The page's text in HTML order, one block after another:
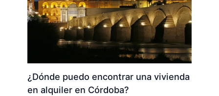
¿Dónde puedo encontrar una vivienda
en alquiler en Córdoba?